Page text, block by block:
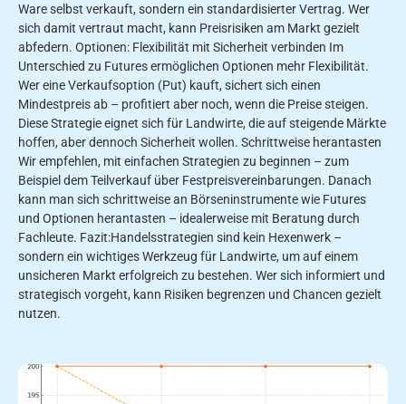
Ware selbst verkauft, sondern ein standardisierter Vertrag. Wer
sich damit vertraut macht, kann Preisrisiken am Markt gezielt
abfedern. Optionen: Flexibilität mit Sicherheit verbinden Im
Unterschied zu Futures ermöglichen Optionen mehr Flexibilität.
Wer eine Verkaufsoption (Put) kauft, sichert sich einen
Mindestpreis ab – profitiert aber noch, wenn die Preise steigen.
Diese Strategie eignet sich für Landwirte, die auf steigende Märkte
hoffen, aber dennoch Sicherheit wollen. Schrittweise herantasten
Wir empfehlen, mit einfachen Strategien zu beginnen – zum
Beispiel dem Teilverkauf über Festpreisvereinbarungen. Danach
kann man sich schrittweise an Börseninstrumente wie Futures
und Optionen herantasten – idealerweise mit Beratung durch
Fachleute. Fazit:Handelsstrategien sind kein Hexenwerk –
sondern ein wichtiges Werkzeug für Landwirte, um auf einem
unsicheren Markt erfolgreich zu bestehen. Wer sich informiert und
strategisch vorgeht, kann Risiken begrenzen und Chancen gezielt
nutzen.